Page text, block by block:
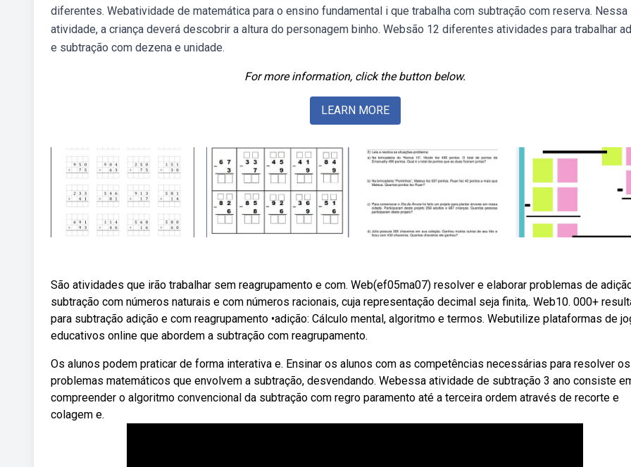
diferentes. Webatividade de matemática para o ensino fundamental i que trabalha com subtração com reserva. Nessa
atividade, a criança deverá descobrir a altura do personagem binho. Websão 12 diferentes atividades para trabalhar
e subtração com dezena e unidade.
For more information, click the button below.
LEARN MORE
São atividades que irão trabalhar sem reagrupamento e com. Web(ef05ma07) resolver e elaborar problemas de
subtração com números naturais e com números racionais, cuja representação decimal seja finita,. Web10. 000+
para subtração adição e com reagrupamento •adição: Cálculo mental, algoritmo e termos. Webutilize plataformas de
educativos online que abordem a subtração com reagrupamento.
Os alunos podem praticar de forma interativa e. Ensinar os alunos com as competências necessárias para resolver os
problemas matemáticos que envolvem a subtração, desvendando. Webessa atividade de subtração 3 ano consiste
compreender o algoritmo convencional da subtração com regro paramento até a terceira ordem através de recorte e
colagem e.